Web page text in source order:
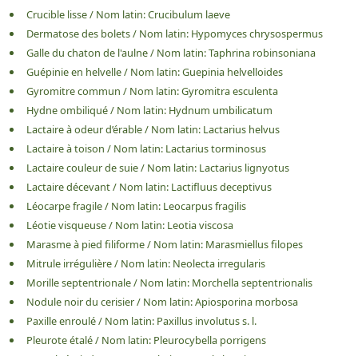
Crucible lisse/ Nom latin:Crucibulum laeve
Dermatose des bolets/ Nom latin: Hypomyces chrysospermus
Galle du chaton de l'aulne/ Nom latin:Taphrina robinsoniana
Guépinie en helvelle/ Nom latin:Guepinia helvelloides
Gyromitre commun / Nom latin:Gyromitra esculenta
Hydne ombiliqué/ Nom latin: Hydnum umbilicatum
Lactaire à odeur d’érable/ Nom latin: Lactarius helvus
Lactaire à toison / Nom latin: Lactarius torminosus
Lactaire couleur de suie/ Nom latin: Lactarius lignyotus
Lactaire décevant/ Nom latin: Lactifluus deceptivus
Léocarpe fragile/ Nom latin: Leocarpus fragilis
Léotie visqueuse/ Nom latin: Leotia viscosa
Marasme à pied filiforme/ Nom latin: Marasmiellus filopes
Mitrule irrégulière/ Nom latin: Neolecta irregularis
Morille septentrionale/ Nom latin: Morchella septentrionalis
Nodule noir du cerisier/ Nom latin:Apiosporina morbosa
Paxille enroulé/ Nom latin: Paxillus involutus s. l.
Pleurote étalé/ Nom latin: Pleurocybella porrigens